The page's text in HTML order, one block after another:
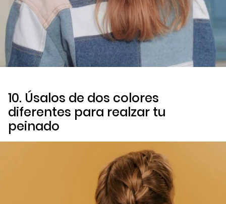
10. Úsalos de dos colores
diferentes para realzar tu
peinado